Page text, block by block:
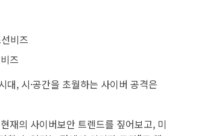
즈
, 시·공간을 초월하는 사이버 공격은
재의 사이버보안 트렌드를 짚어보고, 미